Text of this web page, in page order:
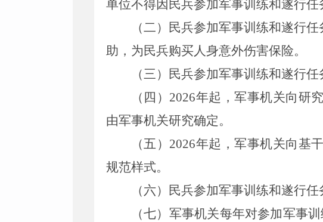
单位不得因民兵参加军事训练和遂行任
（二）民兵参加军事训练和遂行
助，为民兵购买人身意外伤害保险。
（三）民兵参加军事训练和遂行
（四） 2026年起，军事机关向研
由军事机关研究确定。
（五） 2026年起，军事机关向 基
规范样式。
（六）民兵参加军事训练和遂行
（七）军事机关每年对参加军事